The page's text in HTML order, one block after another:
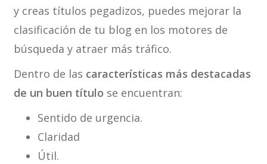
y creas títulos pegadizos, puedes mejorar la
clasificación de tu blog en los motores de
búsqueda y atraer más tráfico.
Dentro de las características más destacadas
de un buen título se encuentran:
Sentido de urgencia.
Claridad
Útil.